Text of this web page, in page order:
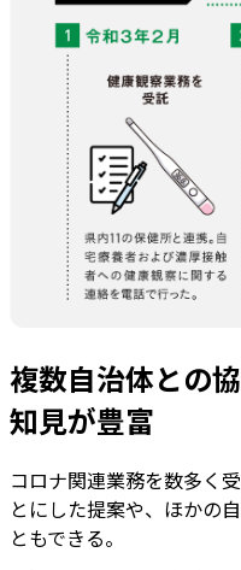
複数自治体との
知見が豊富
コロナ関連業務を数多く
とにした提案や、ほかの
ともできる。